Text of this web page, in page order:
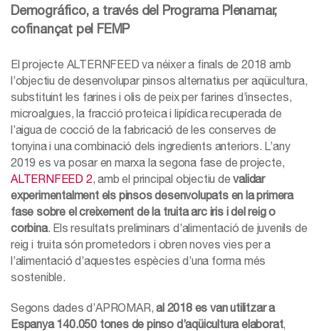
Demográfico, a través del Programa Plenamar,
cofinançat pel FEMP
El projecte ALTERNFEED va néixer a finals de 2018 amb
l’objectiu de desenvolupar pinsos alternatius per aqüicultura,
substituint les farines i olis de peix per farines d’insectes,
microalgues, la fracció proteica i lipídica recuperada de
l’aigua de cocció de la fabricació de les conserves de
tonyina i una combinació dels ingredients anteriors. L’any
2019 es va posar en marxa la segona fase de projecte,
ALTERNFEED 2, amb el principal objectiu devalidar
experimentalment els pinsos desenvolupats en la primera
fase sobre el creixement de la truita arc iris i del reig o
corbina. Els resultats preliminars d’alimentació de juvenils de
reig i truita són prometedors i obren noves vies per a
l’alimentació d’aquestes espècies d’una forma més
sostenible.
Segons dades d’APROMAR,al 2018 es van utilitzar a
Espanya 140.050 tones de pinso d’aqüicultura elaborat,